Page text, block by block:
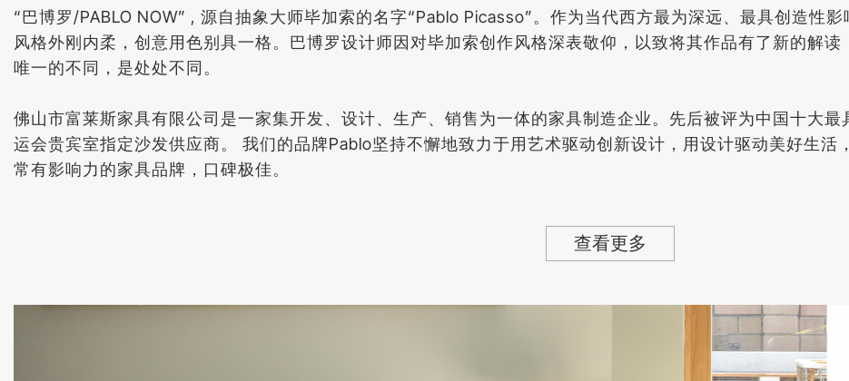
“巴博罗/PABLO NOW” , 源自抽象大师毕加索的名字“Pablo Picasso”。作为当代西方最为深远、最具创造性
风格外刚内柔，创意用色别具一格。巴博罗设计师因对毕加索创作风格深表敬仰，以致将其作品有了新的解读
唯一的不同，是处处不同。
佛山市富莱斯家具有限公司是一家集开发、设计、生产、销售为一体的家具制造企业。先后被评为中国十大
运会贵宾室指定沙发供应商。 我们的品牌Pablo坚持不懈地致力于用艺术驱动创新设计，用设计驱动美好生
常有影响力的家具品牌，口碑极佳。
查看更多